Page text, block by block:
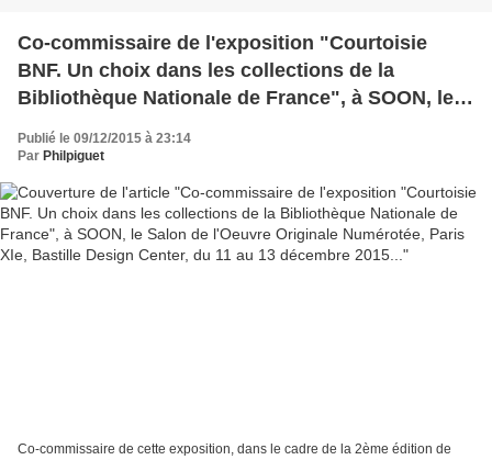
Co-commissaire de l'exposition "Courtoisie
BNF. Un choix dans les collections de la
Bibliothèque Nationale de France", à SOON, le
XIe, Bastille Design Center, du 11 au 13
Publié le 09/12/2015 à 23:14
Par Philpiguet
Co-commissaire de cette exposition, dans le cadre de la 2ème édition de